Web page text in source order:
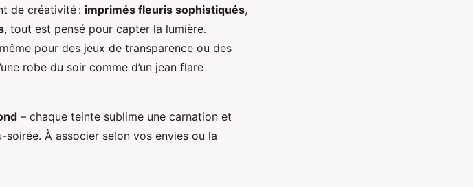
de créativité : imprimés fleuris sophistiqués,
, tout est pensé pour capter la lumière.
pour des jeux de transparence ou des
robe du soir comme d’un jean flare
– chaque teinte sublime une carnation et
À associer selon vos envies ou la